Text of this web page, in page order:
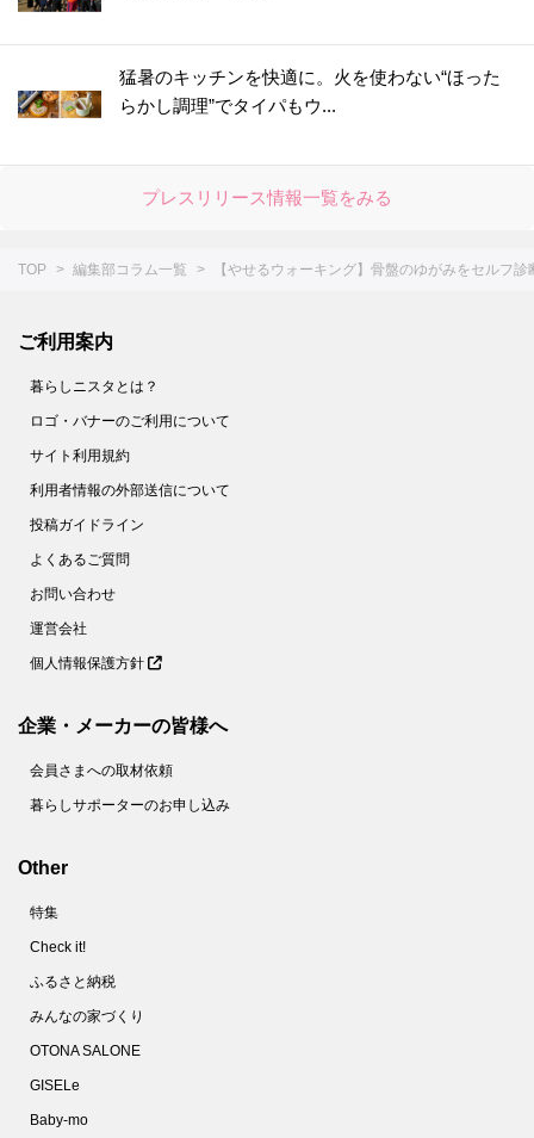
猛暑のキッチンを快適に。火を使わない“ほった
らかし調理”でタイパもウ...
プレスリリース情報一覧をみる
TOP 編集部コラム一覧 【やせるウォーキング】骨盤のゆがみをセルフ
ご利用案内
暮らしニスタとは？
ロゴ・バナーのご利用について
サイト利用規約
利用者情報の外部送信について
投稿ガイドライン
よくあるご質問
お問い合わせ
運営会社
個人情報保護方針
企業・メーカーの皆様へ
会員さまへの取材依頼
暮らしサポーターのお申し込み
Other
特集
Check it!
ふるさと納税
みんなの家づくり
OTONA SALONE
GISELe
Baby-mo